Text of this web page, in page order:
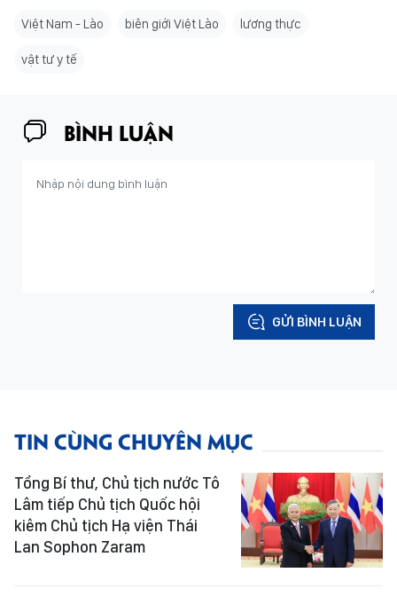
Việt Nam - Lào biên giới Việt Lào lương thực
vật tư y tế
BÌNH LUẬN
GỬI BÌNH LUẬN
TIN CÙNG CHUYÊN MỤC
Tổng Bí thư, Chủ tịch nước Tô
Lâm tiếp Chủ tịch Quốc hội
kiêm Chủ tịch Hạ viện Thái
Lan Sophon Zaram